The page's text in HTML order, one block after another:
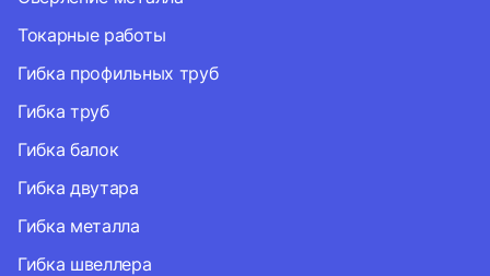
Токарные работы
Гибка профильных труб
Гибка труб
Гибка балок
Гибка двутара
Гибка металла
Гибка швеллера